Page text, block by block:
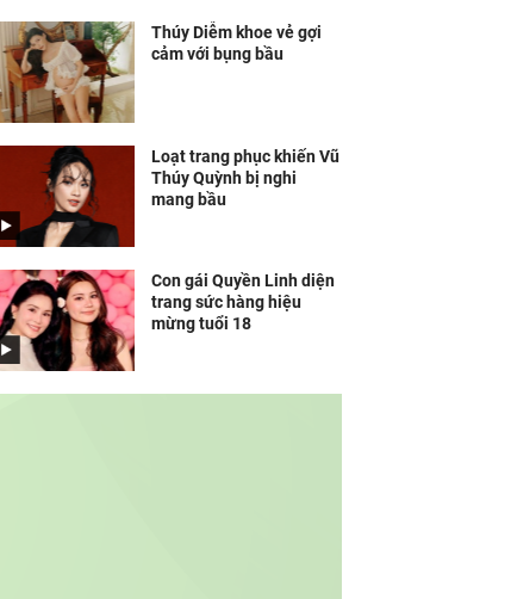
Thúy Diễm khoe vẻ gợi
cảm với bụng bầu
Loạt trang phục khiến Vũ
Thúy Quỳnh bị nghi
mang bầu
Con gái Quyền Linh diện
trang sức hàng hiệu
mừng tuổi 18